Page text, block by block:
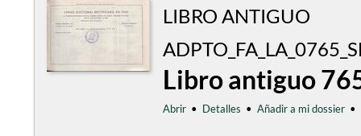
LIBRO ANTIGUO
Libro antiguo
Abrir • Detalles • Añadir a mi dossier •